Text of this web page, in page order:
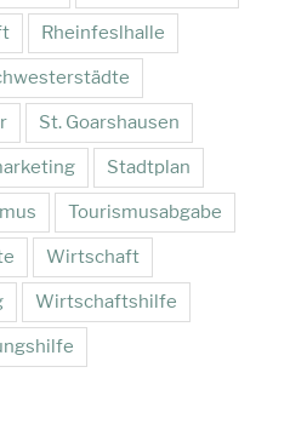
Rheinfeslhalle
St. Goarshausen
Stadtplan
Tourismusabgabe
Wirtschaft
Wirtschaftshilfe